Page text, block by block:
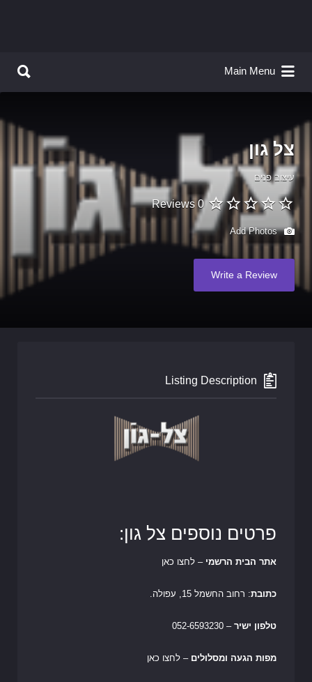
Main Menu
צל גון
עיצוב פנים
0 Reviews
Add Photos
Write a Review
Listing Description
פרטים נוספים צל גון:
אתר הבית הרשמי – לחצו כאן
כתובת: רחוב החשמל 15, עפולה.
טלפון ישיר – 052-6593230
מפות הגעה ומסלולים – לחצו כאן